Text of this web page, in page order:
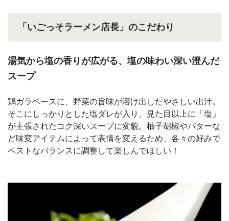
「いごっそラーメン店長」のこだわり
湯気から塩の香りが広がる、塩の味わい深い澄んだ
スープ
鶏ガラベースに、野菜の旨味が溶け出したやさしい出汁。
そこにしっかりとした塩ダレが入り、見た目以上に「塩」
が主張されたコク深いスープに変貌。柚子胡椒やバターな
ど味変アイテムによって表情を変えるため、各々の好みで
ベストなバランスに調整して楽しんでほしい！